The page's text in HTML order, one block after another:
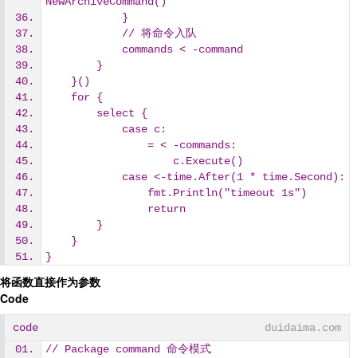
            }
            // 将命令入队
            commands < -command
        }
    }()
    for {
        select {
            case c:
                = < -commands:
                    c.Execute()
            case <-time.After(1 * time.Second):
                fmt.Println("timeout 1s")
                return
        }
    }
}
将函数直接作为参数
Code
code
duidaima.com
// Package command 命令模式